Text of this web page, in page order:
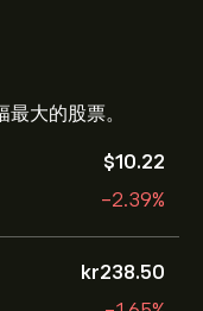
大的股票。
‎$‎10.22
-2.39%
‎kr‎238.50